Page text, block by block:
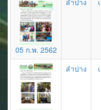
05 ก.พ. 2562
ลำปาง
ลำปาง